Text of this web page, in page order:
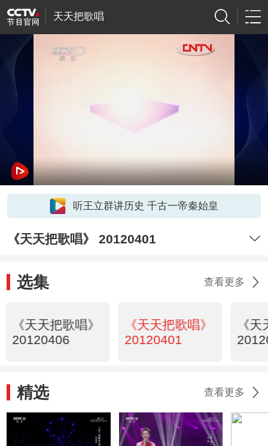
天天把歌唱
听王立群讲历史 千古一帝秦始皇
《天天把歌唱》 20120401
选集 查看更多
《天天把歌唱》
20120406
《天天把歌唱》
20120401
《
精选 查看更多